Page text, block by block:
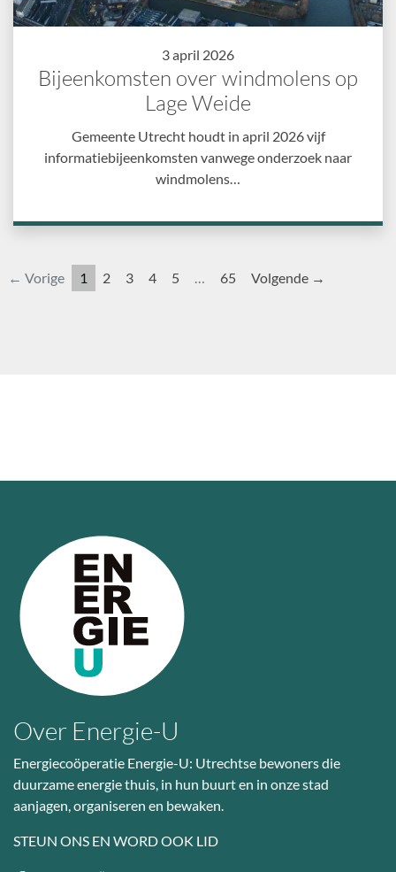
3 april 2026
Bijeenkomsten over windmolens op
Lage Weide
Gemeente Utrecht houdt in april 2026 vijf
informatiebijeenkomsten vanwege onderzoek naar
windmolens…
← Vorige 1 2 3 4 5 … 65 Volgende →
Over Energie-U
Energiecoöperatie Energie-U: Utrechtse bewoners die
duurzame energie thuis, in hun buurt en in onze stad
aanjagen, organiseren en bewaken.
STEUN ONS EN WORD OOK LID